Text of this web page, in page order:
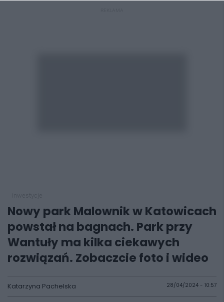
Nowy park Malownik w Katowicach
powstał na bagnach. Park przy
Wantuły ma kilka ciekawych
rozwiązań. Zobaczcie foto i wideo
Katarzyna Pachelska 28/04/2024 - 10:57